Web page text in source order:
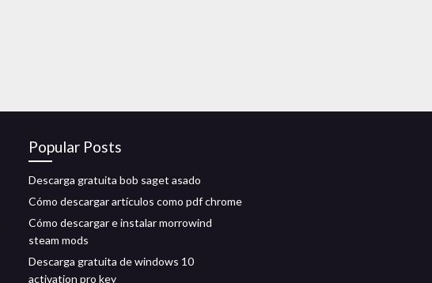
Popular Posts
Descarga gratuita bob saget asado
Cómo descargar artículos como pdf chrome
Cómo descargar e instalar morrowind
steam mods
Descarga gratuita de windows 10
activation pro key